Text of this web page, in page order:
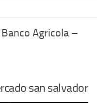
Agricola –
san salvador